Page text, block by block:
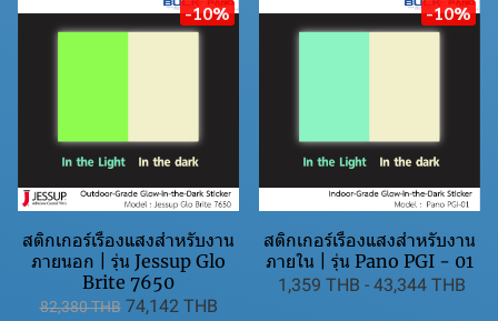
-10%
สติกเกอร์เรืองแสงสำหรับงาน
ภายนอก | รุ่น Jessup Glo
Brite 7650
82,380 THB 74,142 THB
-10%
สติกเกอร์เรืองแสงสำหรับงาน
ภายใน | รุ่น Pano PGI - 01
1,359 THB - 43,344 THB